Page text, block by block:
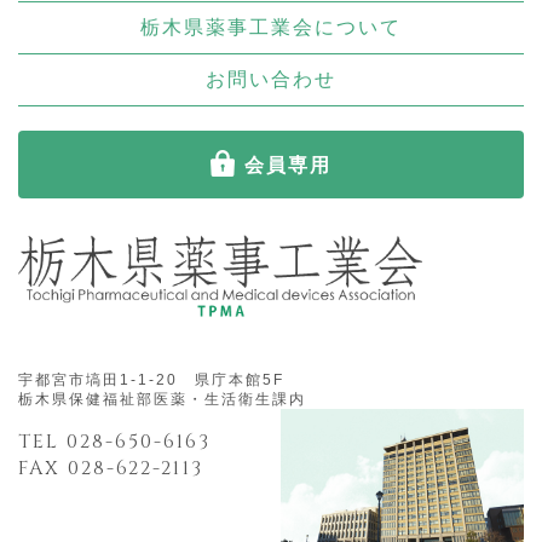
栃木県薬事工業会について
お問い合わせ
会員専用
宇都宮市塙田1-1-20 県庁本館5F
栃木県保健福祉部医薬・生活衛生課内
TEL 028-650-6163
FAX 028-622-2113